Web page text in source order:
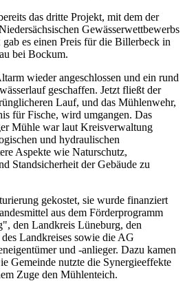
das dritte Projekt, mit dem der
Gewässerwettbewerbs
es einen Preis für die Billerbeck in
bei Bockum.
wieder angeschlossen und ein rund
geschaffen. Jetzt fließt der
Lauf, und das Mühlenwehr,
für Fische, wird umgangen. Das
Mühle war laut Kreisverwaltung
und hydraulischen
Aspekte wie Naturschutz,
Standsicherheit der Gebäude zu
gekostet, sie wurde finanziert
aus dem Förderprogramm
den Landkreis Lüneburg, den
Landkreises sowie die AG
und -anlieger. Dazu kamen
Gemeinde nutzte die Synergieeffekte
Zuge den Mühlenteich.